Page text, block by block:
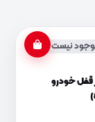
نیست
قفل خودرو